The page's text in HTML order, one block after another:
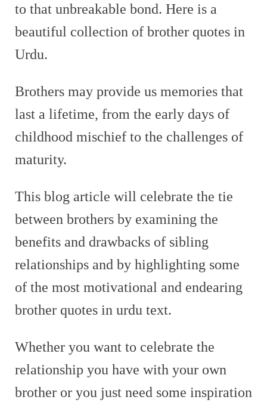
to that unbreakable bond. Here is a
beautiful collection of brother quotes in
Urdu.
Brothers may provide us memories that
last a lifetime, from the early days of
childhood mischief to the challenges of
maturity.
This blog article will celebrate the tie
between brothers by examining the
benefits and drawbacks of sibling
relationships and by highlighting some
of the most motivational and endearing
brother quotes in urdu text.
Whether you want to celebrate the
relationship you have with your own
brother or you just need some inspiration